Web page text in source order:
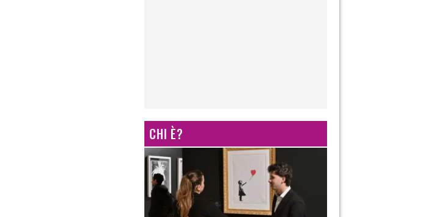
CHI È?